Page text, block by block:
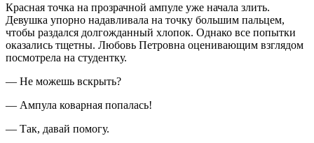
Красная точка на прозрачной ампуле уже начала злить.
Девушка упорно надавливала на точку большим пальцем,
чтобы раздался долгожданный хлопок. Однако все попытки
оказались тщетны. Любовь Петровна оценивающим взглядом
посмотрела на студентку.
— Не можешь вскрыть?
— Ампула коварная попалась!
— Так, давай помогу.